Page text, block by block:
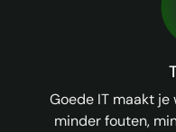
Goede IT maakt
minder fouten,